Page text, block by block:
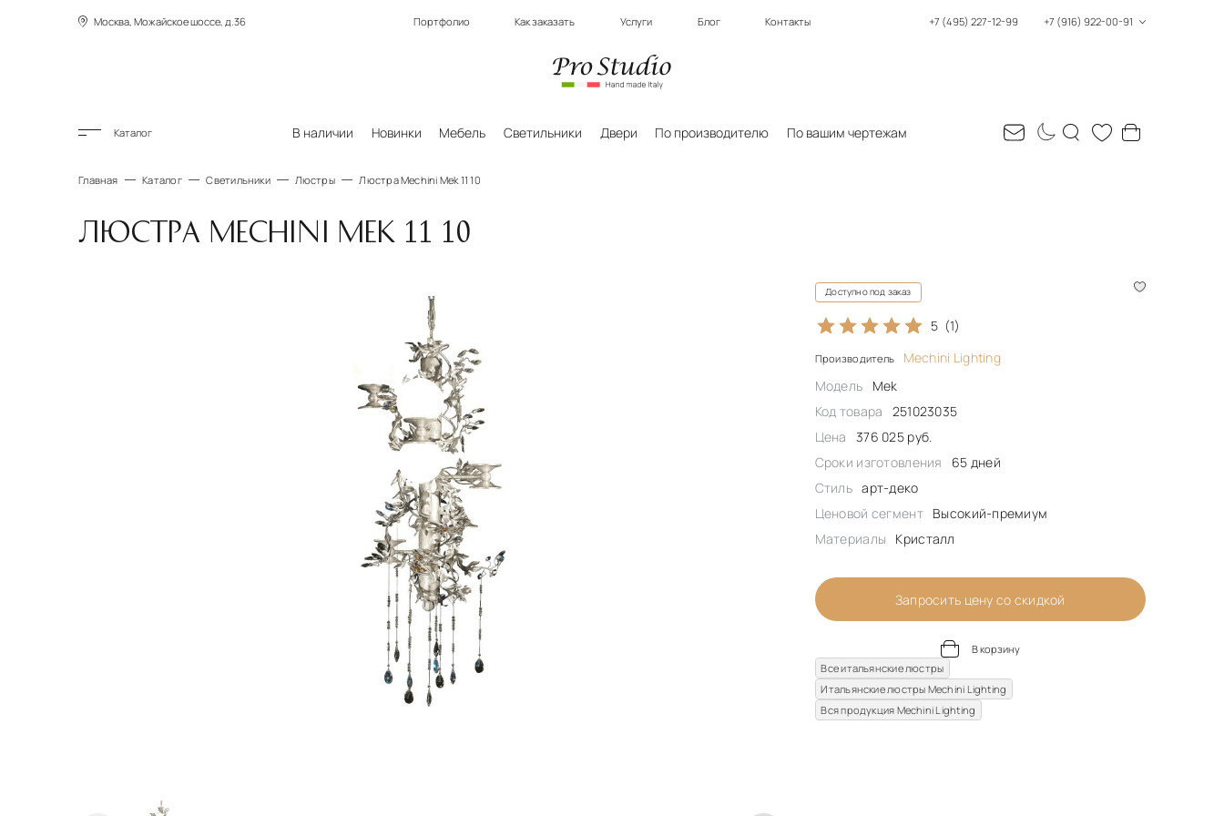
Москва, Можайское шоссе, д.36 Портфолио Как заказать Услуги Блог Контакты +7 (495) 227-12-99 +7 (916) 922-00-91
Каталог В наличии Новинки Мебель Светильники Двери По производителю По вашим чертежам
Главная Каталог Светильники Люстры Люстра Mechini Mek 11 10
ЛЮСТРА MECHINI MEK 11 10
Доступно под заказ
5 (1)
Производитель
Mechini Lighting
Модель
Mek
Код товара
251023035
Цена
376 025 руб.
Сроки изготовления
65 дней
Стиль арт-деко
Ценовой сегмент Высокий-премиум
Материалы
Кристалл
Запросить цену со скидкой
В корзину
Все итальянские люстры
Итальянские люстры Mechini Lighting
Вся продукция Mechini Lighting